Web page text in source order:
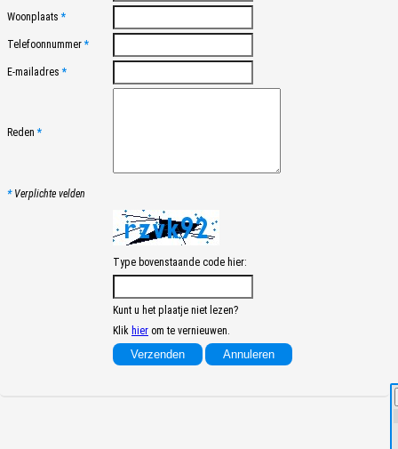
Woonplaats *
Telefoonnummer *
E-mailadres *
Reden *
*Verplichte velden
Type bovenstaande code hier:
Kunt u het plaatje niet lezen?
Klik hier om te vernieuwen.